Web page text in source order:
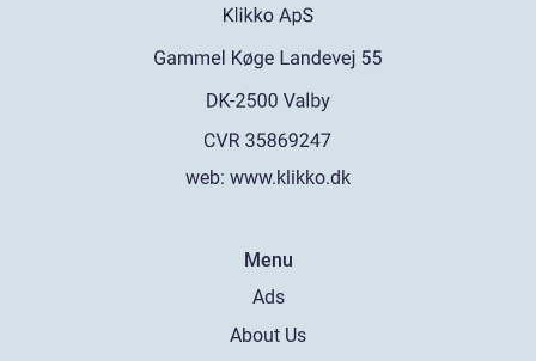
web: www.klikko.dk
Menu
Ads
About Us